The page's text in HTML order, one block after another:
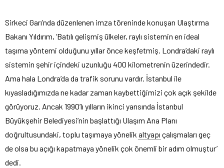
Sirkeci Garı’nda düzenlenen imza töreninde konuşan Ulaştırma
Bakanı Yıldırım, ‘Batılı gelişmiş ülkeler, raylı sistemin en ideal
taşıma yöntemi olduğunu yıllar önce keşfetmiş. Londra’daki raylı
sistemin şehir içindeki uzunluğu 400 kilometrenin üzerindedir.
Ama hala Londra’da da trafik sorunu vardır. İstanbul ile
kıyasladığımızda ne kadar zaman kaybettiğimizi çok açık şekilde
görüyoruz. Ancak 1990’lı yılların ikinci yarısında İstanbul
Büyükşehir Belediyesi’nin başlattığı Ulaşım Ana Planı
doğrultusundaki, toplu taşımaya yönelik altyapı çalışmaları geç
de olsa bu açığı kapatmaya yönelik çok önemli bir adım olmuştur’
dedi.